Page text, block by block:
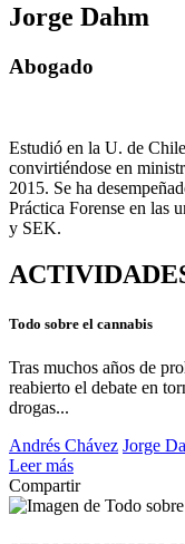
Jorge Dahm
Abogado
Estudió en la U. de
convirtiéndose en
2015. Se ha
Práctica Forense en las
y SEK.
Todo sobre el cannabis
Tras muchos años de
reabierto el debate en
drogas...
Andrés Chávez Jorge
Leer más
Compartir